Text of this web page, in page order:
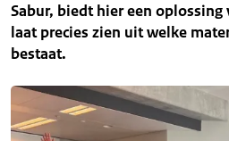
Sabur, biedt hier een
laat precies zien uit welke
bestaat.